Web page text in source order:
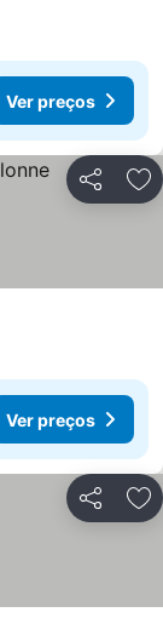
Ver preços
Partilhar
Ver preços
Partilhar